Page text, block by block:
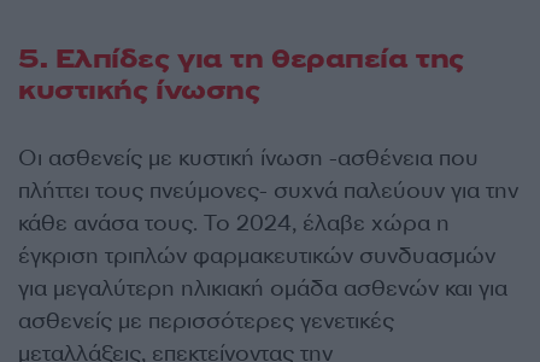
5. Ελπίδες για τη θεραπεία της
κυστικής ίνωσης
Οι ασθενείς με κυστική ίνωση -ασθένεια που
πλήττει τους πνεύμονες- συχνά παλεύουν για την
κάθε ανάσα τους. Το 2024, έλαβε χώρα η
έγκριση τριπλών φαρμακευτικών συνδυασμών
για μεγαλύτερη ηλικιακή ομάδα ασθενών και για
ασθενείς με περισσότερες γενετικές
μεταλλάξεις, επεκτείνοντας την